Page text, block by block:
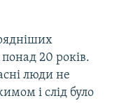
20 років.
люди не
і слід було